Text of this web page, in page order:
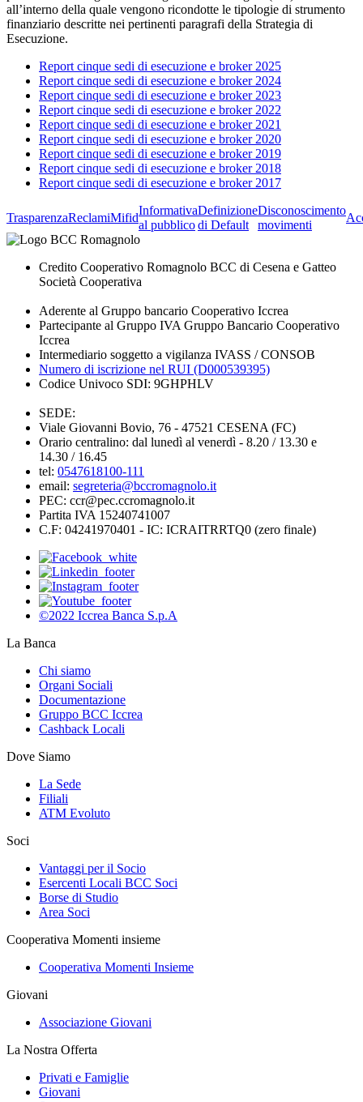
all’interno della quale vengono ricondotte le tipologie di strumento
finanziario descritte nei pertinenti paragrafi della Strategia di
Esecuzione.
Report cinque sedi di esecuzione e broker 2025
Report cinque sedi di esecuzione e broker 2024
Report cinque sedi di esecuzione e broker 2023
Report cinque sedi di esecuzione e broker 2022
Report cinque sedi di esecuzione e broker 2021
Report cinque sedi di esecuzione e broker 2020
Report cinque sedi di esecuzione e broker 2019
Report cinque sedi di esecuzione e broker 2018
Report cinque sedi di esecuzione e broker 2017
TrasparenzaReclamiMifid
Informativa
al pubblico
Definizione
di Default
Disconoscimento
movimenti
Credito Cooperativo Romagnolo BCC di Cesena e Gatteo
Società Cooperativa
Aderente al Gruppo bancario Cooperativo Iccrea
Partecipante al Gruppo IVA Gruppo Bancario Cooperativo
Iccrea
Intermediario soggetto a vigilanza IVASS / CONSOB
Numero di iscrizione nel RUI (D000539395)
Codice Univoco SDI: 9GHPHLV
SEDE:
Viale Giovanni Bovio, 76 - 47521 CESENA (FC)
Orario centralino: dal lunedì al venerdì - 8.20 / 13.30 e
14.30 / 16.45
tel: 0547618100-111
email: segreteria@bccromagnolo.it
PEC: ccr@pec.ccromagnolo.it
Partita IVA 15240741007
C.F: 04241970401 - IC: ICRAITRRTQ0 (zero finale)
©2022 Iccrea Banca S.p.A
La Banca
Chi siamo
Organi Sociali
Documentazione
Gruppo BCC Iccrea
Cashback Locali
Dove Siamo
La Sede
Filiali
ATM Evoluto
Soci
Vantaggi per il Socio
Esercenti Locali BCC Soci
Borse di Studio
Area Soci
Cooperativa Momenti insieme
Cooperativa Momenti Insieme
Giovani
Associazione Giovani
La Nostra Offerta
Privati e Famiglie
Giovani